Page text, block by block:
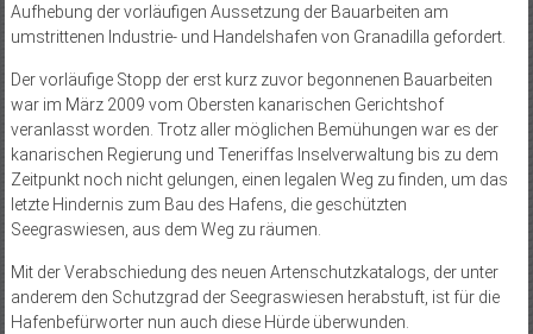
Aufhebung der vorläufigen Aussetzung der Bauarbeiten am
umstrittenen Industrie- und Handelshafen von Granadilla gefordert.
Der vorläufige Stopp der erst kurz zuvor begonnenen Bauarbeiten
war im März 2009 vom Obersten kanarischen Gerichtshof
veranlasst worden. Trotz aller möglichen Bemühungen war es der
kanarischen Regierung und Teneriffas Inselverwaltung bis zu dem
Zeitpunkt noch nicht gelungen, einen legalen Weg zu finden, um das
letzte Hindernis zum Bau des Hafens, die geschützten
Seegraswiesen, aus dem Weg zu räumen.
Mit der Verabschiedung des neuen Artenschutzkatalogs, der unter
anderem den Schutzgrad der Seegraswiesen herabstuft, ist für die
Hafenbefürworter nun auch diese Hürde überwunden.